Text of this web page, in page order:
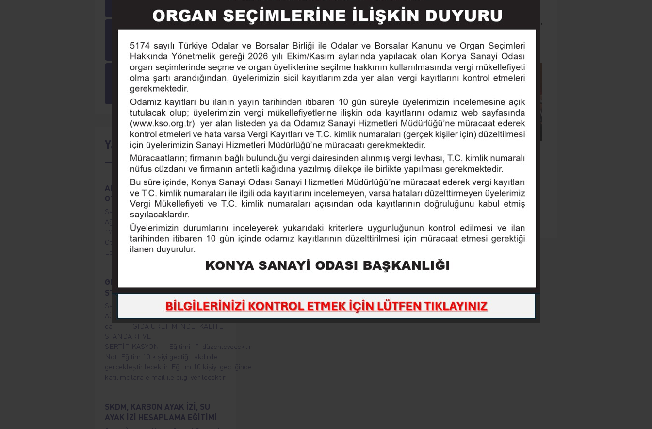
Online İşlemler Tarihçe
Eğitim Seminer
Yaklaşan Etkinlikler
AKILLI TARIM MAKİNELERİ VE
OTOMASYON
Sayın Üyemiz, Konya Sanayi Odası, 12
Ağustos 2026 Çarşamba, saat 09.00-
17.00’da “Akıllı Tarım Makineleri ve
Otomasyon” eğitimi düzenleyecektir.
Eğitim herkes için ücretsizdir.
GIDA ÜRETİMİNDE: KALİTE,
STANDART VE SERTİFİKASYON
Sayın Üyemiz, Konya Sanayi Odası, 26
AĞUSTOS 2026 ÇARŞAMBA Saat 09:00- 17:00
da " GIDA ÜRETİMİNDE; KALİTE,
STANDART VE
SERTİFİKASYON Eğitimi " düzenleyecektir.
Not: Eğitim 10 kişiyi geçtiği takdirde
gerçekleştirilecektir. Eğitim 10 kişiyi geçtiğinde
katılımcılara e mail ile bilgi verilecektir.
SKDM, KARBON AYAK İZİ, SU
AYAK İZİ HESAPLAMA EĞİTİMİ
Konuşmaların ardından, COP31 hazırlık sürecine ilişkin sunumlar yapılarak,
bilgiler verildi.